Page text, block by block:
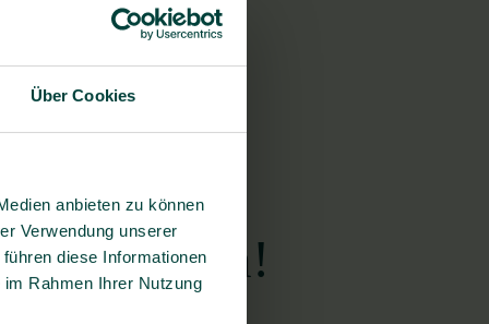
Über Cookies
anbieten zu können
Verwendung unserer
diese Informationen
Rahmen Ihrer NutzungDich!